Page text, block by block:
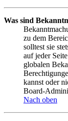
Was sind
zu dem
solltest sie
auf jeder
globalen
kannst oder
Board-
Nach oben